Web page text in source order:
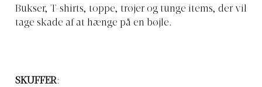
Bukser, T-shirts, toppe, trøjer og tunge items, der vil
tage skade af at hænge på en bøjle.
SKUFFER: